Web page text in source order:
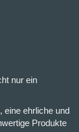
nur ein
eine ehrliche und
Produkte